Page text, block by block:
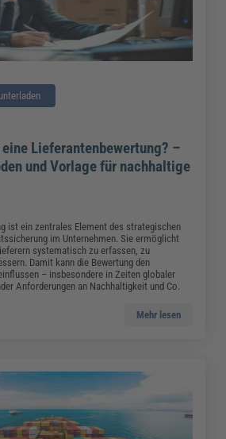
Lieferantenbewertung? –
und Vorlage für nachhaltige
ist ein zentrales Element des strategischen
im Unternehmen. Sie ermöglicht
systematisch zu erfassen, zu
Damit kann die Bewertung den
– insbesondere in Zeiten globaler
Anforderungen an Nachhaltigkeit und Co.
Mehr lesen